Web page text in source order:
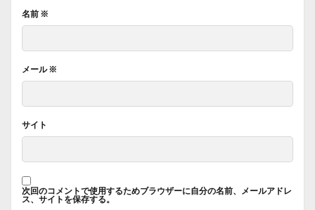
名前 ※
メール※
サイト
次回のコメントで使用するためブラウザーに自分の名前、メールアドレ
ス、サイトを保存する。